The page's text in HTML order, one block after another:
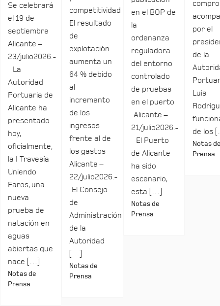
Se celebrará
el 19 de
septiembre
Alicante –
23/julio2026.-
La
Autoridad
Portuaria de
Alicante ha
presentado
hoy,
oficialmente,
la I Travesía
Uniendo
Faros, una
nueva
prueba de
natación en
aguas
abiertas que
nace […]
Notas de
Prensa
competitividad
El resultado
de
explotación
aumenta un
64 % debido
al
incremento
de los
ingresos
frente al de
los gastos
Alicante –
22/julio2026.-
El Consejo
de
Administración
de la
Autoridad
Notas de
Prensa
en el BOP de
la
ordenanza
reguladora
del entorno
controlado
de pruebas
en el puerto
Alicante –
21/julio2026.-
El Puerto
de Alicante
ha sido
escenario,
esta […]
Notas de
Prensa
por el
de la
Luis
de los
Notas
Prensa